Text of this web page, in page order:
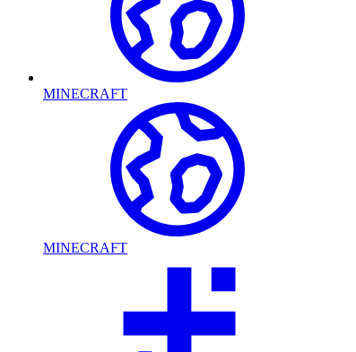
MINECRAFT
MINECRAFT